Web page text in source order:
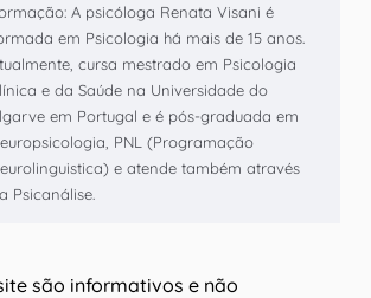
A psicóloga Renata Visani é
em Psicologia há mais de 15 anos.
cursa mestrado em Psicologia
e da Saúde na Universidade do
em Portugal e é pós-graduada em
PNL (Programação
e atende também através
Psicanálise.
são informativos e não